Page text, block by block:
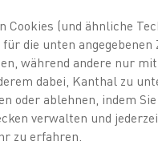
WISSENSZENTRUM
Cookies (und ähnliche
die unten angegebenen
während andere nur
dabei, Kanthal zu
oder ablehnen, indem
verwalten und
zu erfahren.